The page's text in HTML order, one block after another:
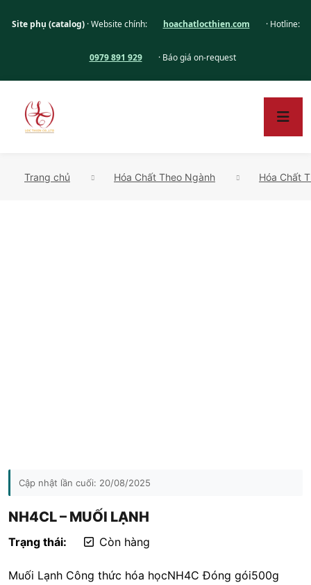
Site phụ (catalog)· Website chính: hoachatlocthien.com · Hotline:
0979 891 929 · Báo giá on-request
Trang chủ Hóa Chất Theo Ngành Hóa Chất
Cập nhật lần cuối: 20/08/2025
NH4CL – MUỐI LẠNH
Trạng thái: Còn hàng
Muối Lạnh Công thức hóa họcNH4C Đóng gói500g